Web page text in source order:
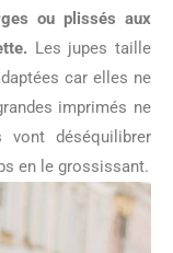
ou plissés aux
Les jupes taille
car elles ne
imprimés ne
déséquilibrer
en le grossissant.